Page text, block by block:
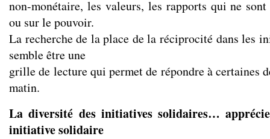
non-monétaire, les valeurs, les rapports qui ne sont
ou sur le pouvoir.
La recherche de la place de la réciprocité dans les
semble être une
grille de lecture qui permet de répondre à certaines
matin.
La diversité des initiatives solidaires…
initiative solidaire